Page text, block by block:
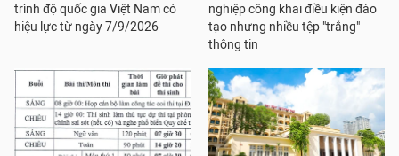
trình độ quốc gia Việt Nam có
hiệu lực từ ngày 7/9/2026
nghiệp công khai điều kiện đào
tạo nhưng nhiều tệp "trắng"
thông tin